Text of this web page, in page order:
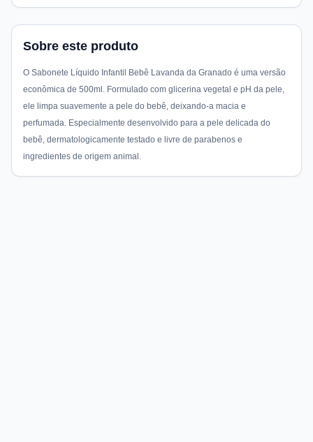
Sobre este produto
O Sabonete Líquido Infantil Bebê Lavanda da Granado é uma versão
econômica de 500ml. Formulado com glicerina vegetal e pH da pele,
ele limpa suavemente a pele do bebê, deixando-a macia e
perfumada. Especialmente desenvolvido para a pele delicada do
bebê, dermatologicamente testado e livre de parabenos e
ingredientes de origem animal.